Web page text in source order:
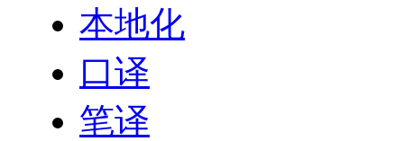
本地化
口译
笔译